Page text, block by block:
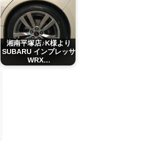
湘南平塚店♪K様より
SUBARU インプレッサ
WRX…